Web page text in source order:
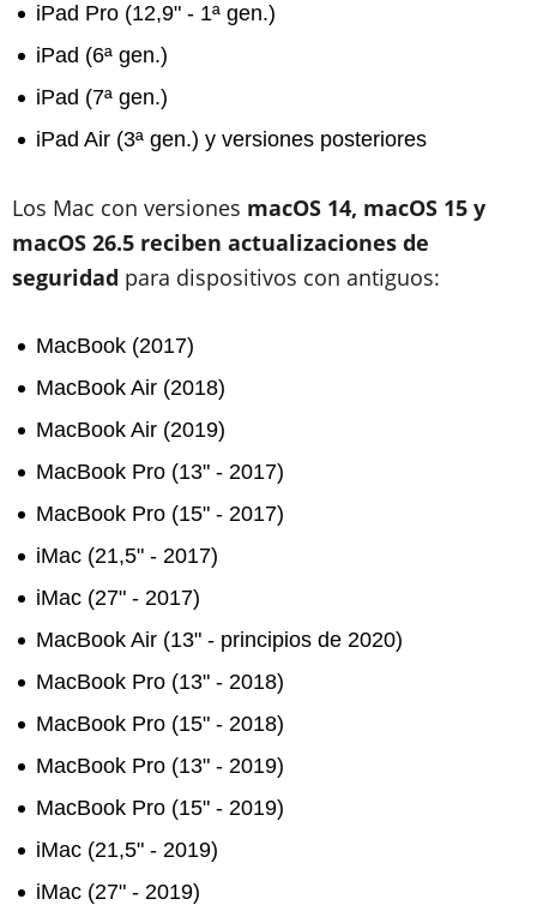
iPad Pro (12,9" - 1ª gen.)
iPad (6ª gen.)
iPad (7ª gen.)
iPad Air (3ª gen.) y versiones posteriores
Los Mac con versiones macOS 14, macOS 15 y
macOS 26.5 reciben actualizaciones de
seguridad para dispositivos con antiguos:
MacBook (2017)
MacBook Air (2018)
MacBook Air (2019)
MacBook Pro (13" - 2017)
MacBook Pro (15" - 2017)
iMac (21,5" - 2017)
iMac (27" - 2017)
MacBook Air (13" - principios de 2020)
MacBook Pro (13" - 2018)
MacBook Pro (15" - 2018)
MacBook Pro (13" - 2019)
MacBook Pro (15" - 2019)
iMac (21,5" - 2019)
iMac (27" - 2019)